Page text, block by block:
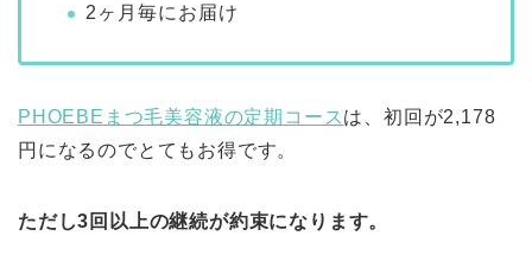
2ヶ月毎にお届け
PHOEBEまつ毛美容液の定期コース は、初回が2,178
円になるのでとてもお得です。
ただし3回以上の継続が約束になります。